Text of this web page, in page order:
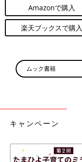
Amazonで購入
楽天ブックスで購入
ムック書籍
キャンペーン